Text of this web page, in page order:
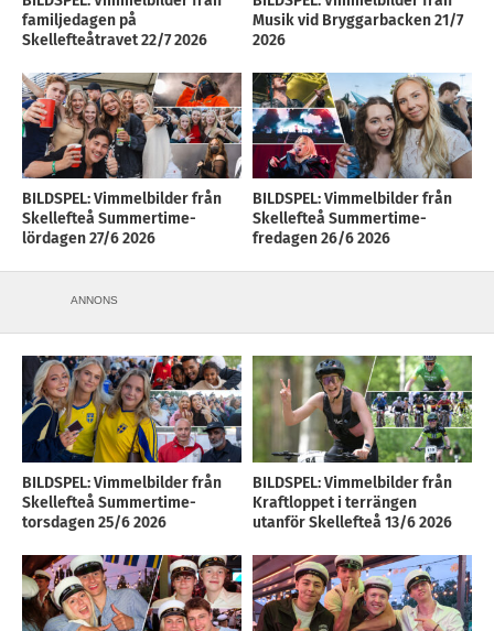
familjedagen på
Skellefteåtravet 22/7 2026
Musik vid Bryggarbacken 21/7
2026
BILDSPEL: Vimmelbilder från
Skellefteå Summertime-
lördagen 27/6 2026
BILDSPEL: Vimmelbilder från
Skellefteå Summertime-
fredagen 26/6 2026
ANNONS
BILDSPEL: Vimmelbilder från
Skellefteå Summertime-
torsdagen 25/6 2026
BILDSPEL: Vimmelbilder från
Kraftloppet i terrängen
utanför Skellefteå 13/6 2026